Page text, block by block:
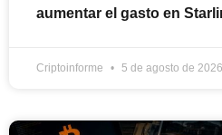
aumentar el gasto en
Criptoinforme 5 de agosto de 2026